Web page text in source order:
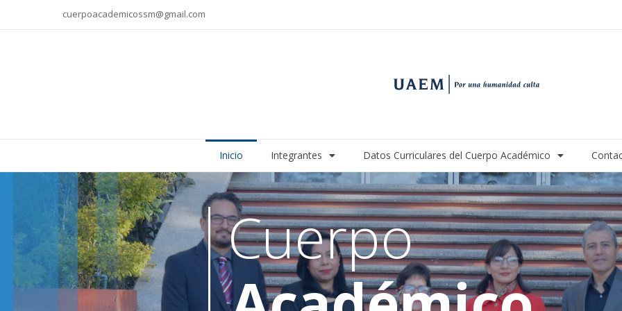
cuerpoacademicossm@gmail.com
Inicio Integrantes Datos Curriculares del Cuerpo Académico
Cuerpo